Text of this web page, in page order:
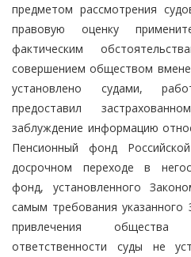
предметом рассмотрения
правовую оценку
фактическим
совершением обществом
установлено судами,
предоставил
заблуждение информацию
Пенсионный фонд
досрочном переходе в
фонд, установленного
самым требования указанного
привлечения общества
ответственности суды не